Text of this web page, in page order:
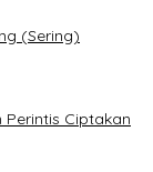
(Sering)
Ciptakan